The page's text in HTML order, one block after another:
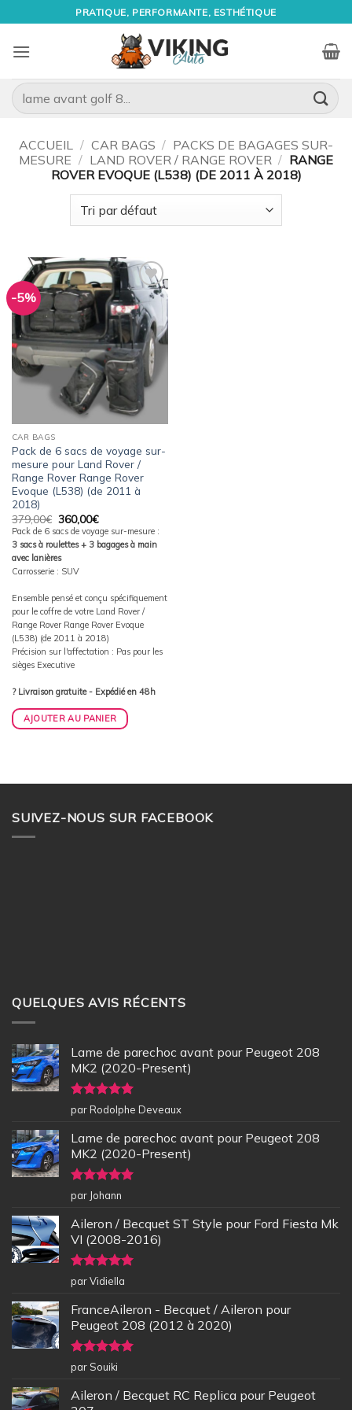
au
contenu
PRATIQUE, PERFORMANTE, ESTHÉTIQUE
Recherche
pour :
ACCUEIL / CAR BAGS / PACKS DE BAGAGES SUR-
MESURE / LAND ROVER / RANGE ROVER / RANGE
ROVER EVOQUE (L538) (DE 2011 À 2018)
-5%
Ajouter
à la
wishlist
CAR BAGS
Pack de 6 sacs de voyage sur-
mesure pour Land Rover /
Range Rover Range Rover
Evoque (L538) (de 2011 à
2018)
379,00€ Le
prix
initial
était :
379,00€.
360,00€Le
prix
actuel
est :
Pack de 6 sacs de voyage sur-mesure :
3 sacs à roulettes + 3 bagages à main
avec lanières
Carrosserie : SUV
Ensemble pensé et conçu spécifiquement
pour le coffre de votre Land Rover /
Range Rover Range Rover Evoque
(L538) (de 2011 à 2018)
Précision sur l'affectation : Pas pour les
sièges Executive
? Livraison gratuite - Expédié en 48h
AJOUTER AU PANIER
SUIVEZ-NOUS SUR FACEBOOK
QUELQUES AVIS RÉCENTS
Lame de parechoc avant pour Peugeot 208
MK2 (2020-Present)
Note5sur
5
par Rodolphe Deveaux
Lame de parechoc avant pour Peugeot 208
MK2 (2020-Present)
Note5sur
5
par Johann
Aileron / Becquet ST Style pour Ford Fiesta Mk
VI (2008-2016)
Note5sur
5
par Vidiella
FranceAileron - Becquet / Aileron pour
Peugeot 208 (2012 à 2020)
Note5sur
5
par Souiki
Aileron / Becquet RC Replica pour Peugeot